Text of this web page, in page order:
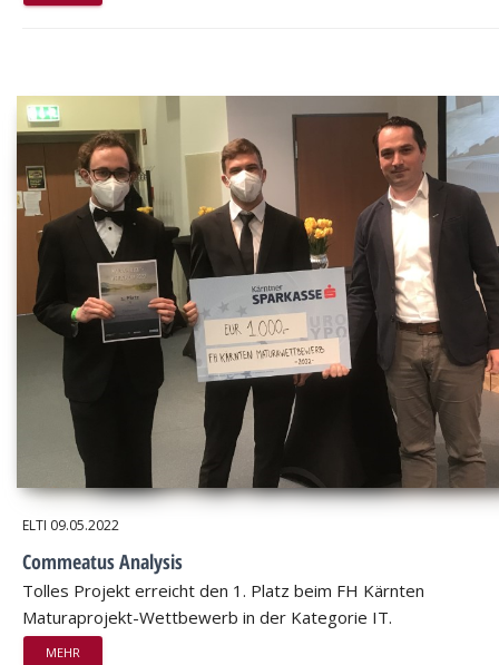
ELTI 09.05.2022
Commeatus Analysis
Tolles Projekt erreicht den 1. Platz beim FH Kärnten
Maturaprojekt-Wettbewerb in der Kategorie IT.
MEHR